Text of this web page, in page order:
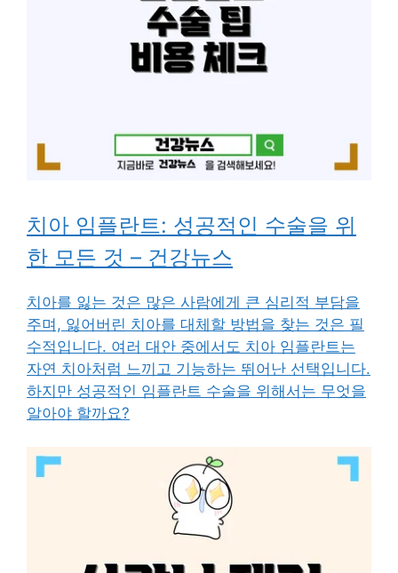
치아 임플란트: 성공적인 수술을 위
한 모든 것 – 건강뉴스
치아를 잃는 것은 많은 사람에게 큰 심리적 부담을
주며, 잃어버린 치아를 대체할 방법을 찾는 것은 필
수적입니다. 여러 대안 중에서도 치아 임플란트는
자연 치아처럼 느끼고 기능하는 뛰어난 선택입니다.
하지만 성공적인 임플란트 수술을 위해서는 무엇을
알아야 할까요?